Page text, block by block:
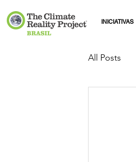
INICIATIVAS
All Posts